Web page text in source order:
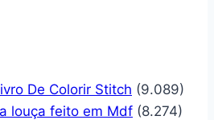
De Colorir Stitch (9.089)
louça feito em Mdf (8.274)